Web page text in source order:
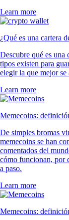
Learn more
¿Qué es una cartera
Descubre qué es una
tipos existen para
elegir la que mejor se
Learn more
Memecoins:
De simples bromas
memecoins se han
comentados del
cómo funcionan, por
a paso.
Learn more
Memecoins: